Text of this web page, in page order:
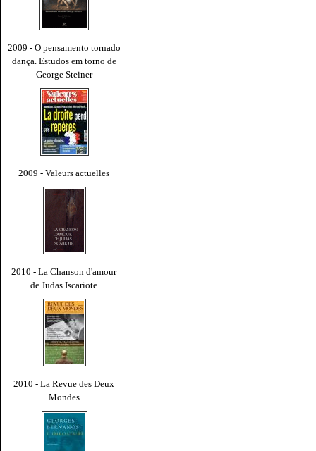
2009 - O pensamento tornado
dança. Estudos em torno de
George Steiner
2009 - Valeurs actuelles
2010 - La Chanson d'amour
de Judas Iscariote
2010 - La Revue des Deux
Mondes